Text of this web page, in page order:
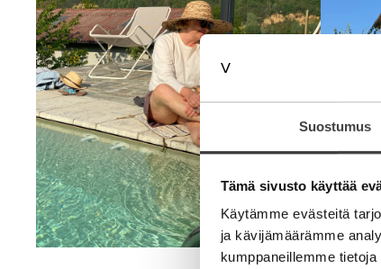
Suostumus
Tämä sivusto käyttää
Käytämme evästeitä
ja kävijämäärämme
kumppaneillemme